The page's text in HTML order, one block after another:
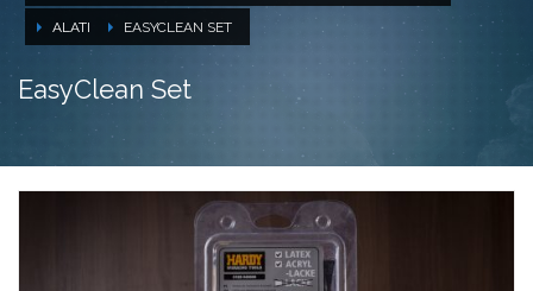
ALATI EASYCLEAN SET
EasyClean Set